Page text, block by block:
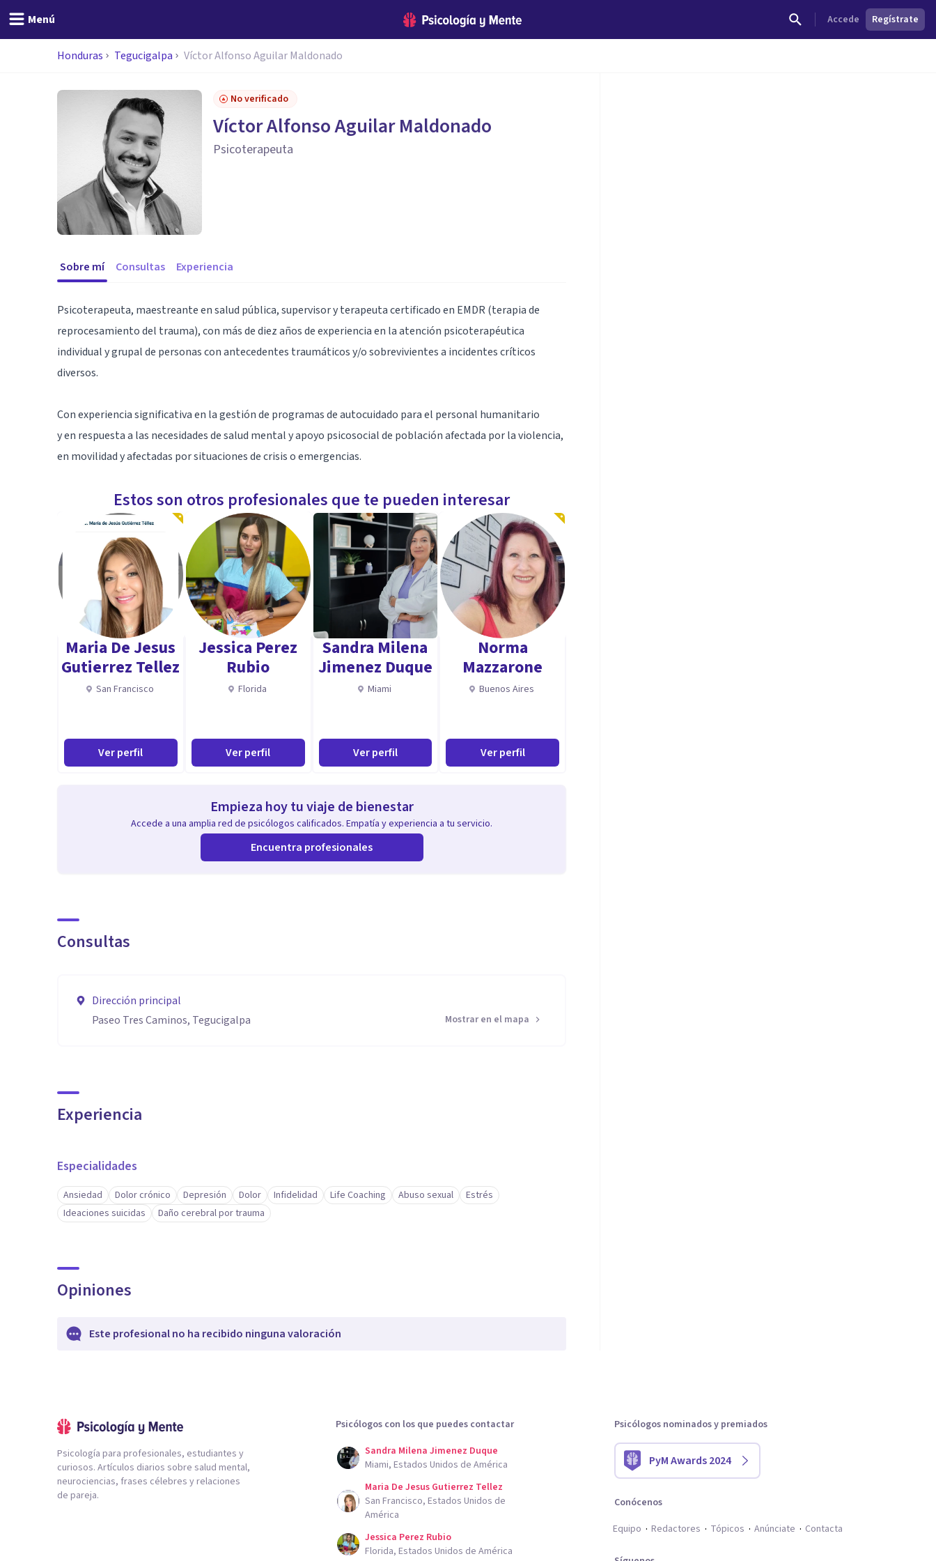
Menú Accede Regístrate
Honduras Tegucigalpa Víctor Alfonso Aguilar Maldonado
No verificado
Víctor Alfonso Aguilar Maldonado
Psicoterapeuta
Sobre mí Consultas Experiencia
Psicoterapeuta, maestreante en salud pública, supervisor y terapeuta certificado en EMDR (terapia de
reprocesamiento del trauma), con más de diez años de experiencia en la atención psicoterapéutica
individual y grupal de personas con antecedentes traumáticos y/o sobrevivientes a incidentes críticos
diversos.
Con experiencia significativa en la gestión de programas de autocuidado para el personal humanitario
y en respuesta a las necesidades de salud mental y apoyo psicosocial de población afectada por la violencia,
en movilidad y afectadas por situaciones de crisis o emergencias.
Estos son otros profesionales que te pueden interesar
Maria De Jesus
Gutierrez Tellez
San Francisco
Ver perfil
Jessica Perez
Rubio
Florida
Ver perfil
Sandra Milena
Jimenez Duque
Miami
Ver perfil
Norma
Mazzarone
Buenos Aires
Ver perfil
Empieza hoy tu viaje de bienestar
Accede a una amplia red de psicólogos calificados. Empatía y experiencia a tu servicio.
Encuentra profesionales
Consultas
Dirección principal
Paseo Tres Caminos, Tegucigalpa
Mostrar en el mapa
Experiencia
Especialidades
Ansiedad Dolor crónico Depresión Dolor Infidelidad Life Coaching Abuso sexual
Estrés
Ideaciones suicidas
Daño cerebral por trauma
Opiniones
Este profesional no ha recibido ninguna valoración
Psicología para profesionales, estudiantes y
curiosos. Artículos diarios sobre salud mental,
neurociencias, frases célebres y relaciones
de pareja.
Psicólogos con los que puedes contactar
Sandra Milena Jimenez Duque
Miami, Estados Unidos de América
Maria De Jesus Gutierrez Tellez
San Francisco, Estados Unidos de
América
Jessica Perez Rubio
Florida, Estados Unidos de América
Psicólogos nominados y premiados
PyM Awards 2024
Conócenos
Equipo
Redactores Tópicos Anúnciate Contacta